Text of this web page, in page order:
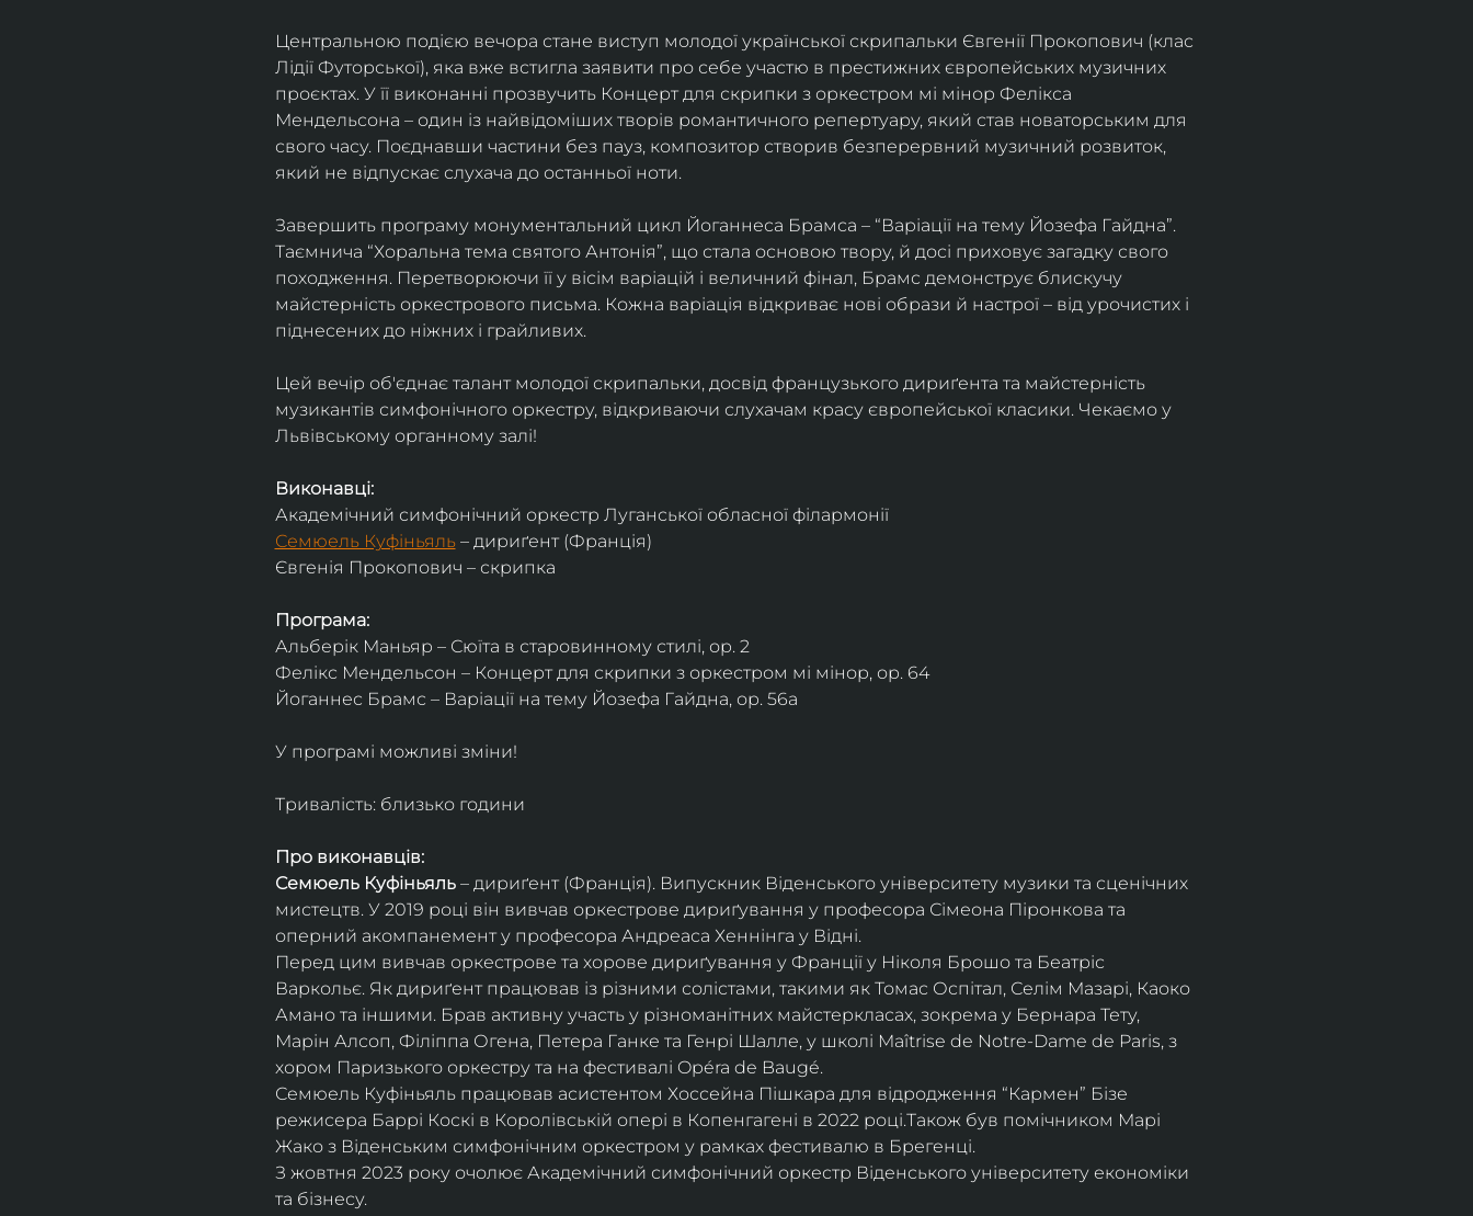
Центральною подією вечора стане виступ молодої української скрипальки Євгенії Прокопович (клас
Лідії Футорської), яка вже встигла заявити про себе участю в престижних європейських музичних
проєктах. У її виконанні прозвучить Концерт для скрипки з оркестром мі мінор Фелікса
Мендельсона – один із найвідоміших творів романтичного репертуару, який став новаторським для
свого часу. Поєднавши частини без пауз, композитор створив безперервний музичний розвиток,
який не відпускає слухача до останньої ноти.
Завершить програму монументальний цикл Йоганнеса Брамса – “Варіації на тему Йозефа Гайдна”.
Таємнича “Хоральна тема святого Антонія”, що стала основою твору, й досі приховує загадку свого
походження. Перетворюючи її у вісім варіацій і величний фінал, Брамс демонструє блискучу
майстерність оркестрового письма. Кожна варіація відкриває нові образи й настрої – від урочистих і
піднесених до ніжних і грайливих.
Цей вечір об'єднає талант молодої скрипальки, досвід французького дириґента та майстерність
музикантів симфонічного оркестру, відкриваючи слухачам красу європейської класики. Чекаємо у
Львівському органному залі!
Виконавці:
Академічний симфонічний оркестр Луганської обласної філармонії
Семюель Куфіньяль – дириґент (Франція)
Євгенія Прокопович – скрипка
Програма:
Альберік Маньяр – Сюїта в старовинному стилі, ор. 2
Фелікс Мендельсон – Концерт для скрипки з оркестром мі мінор, ор. 64
Йоганнес Брамс – Варіації на тему Йозефа Гайдна, ор. 56a
У програмі можливі зміни!
Тривалість: близько години
Про виконавців:
Семюель Куфіньяль – дириґент (Франція). Випускник Віденського університету музики та сценічних
мистецтв. У 2019 році він вивчав оркестрове дириґування у професора Сімеона Піронкова та
оперний акомпанемент у професора Андреаса Хеннінга у Відні.
Перед цим вивчав оркестрове та хорове дириґування у Франції у Ніколя Брошо та Беатріс
Варкольє. Як дириґент працював із різними солістами, такими як Томас Оспітал, Селім Мазарі, Каоко
Амано та іншими. Брав активну участь у різноманітних майстеркласах, зокрема у Бернара Тету,
Марін Алсоп, Філіппа Огена, Петера Ганке та Генрі Шалле, у школі Maîtrise de Notre-Dame de Paris, з
хором Паризького оркестру та на фестивалі Opéra de Baugé.
Семюель Куфіньяль працював асистентом Хоссейна Пішкара для відродження “Кармен” Бізе
режисера Баррі Коскі в Королівській опері в Копенгагені в 2022 році.Також був помічником Марі
Жако з Віденським симфонічним оркестром у рамках фестивалю в Брегенці.
З жовтня 2023 року очолює Академічний симфонічний оркестр Віденського університету економіки
та бізнесу.